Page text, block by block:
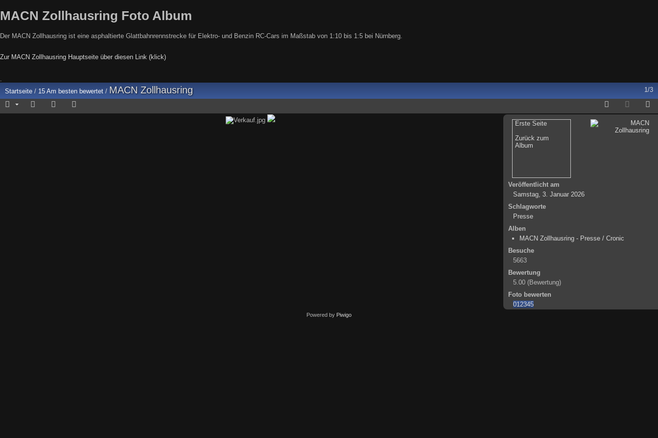
MACN Zollhausring Foto Album
Der MACN Zollhausring ist eine asphaltierte Glattbahnrennstrecke für Elektro- und Benzin RC-Cars im Maßstab von 1:10 bis 1:5 bei Nürnberg.
Zur MACN Zollhausring Hauptseite über diesen Link (klick)
1/3
Startseite / 15 Am besten bewertet / MACN Zollhausring
Erste Seite
Zurück zum
Album
Veröffentlicht am
Samstag, 3. Januar 2026
Schlagworte
Presse
Alben
MACN Zollhausring - Presse / Cronic
Besuche
5663
Bewertung
5.00 (Bewertung)
Foto bewerten
Powered by Piwigo